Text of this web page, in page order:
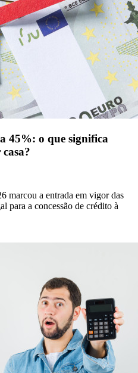
45%: o que significa
marcou a entrada em vigor das
para a concessão de crédito à